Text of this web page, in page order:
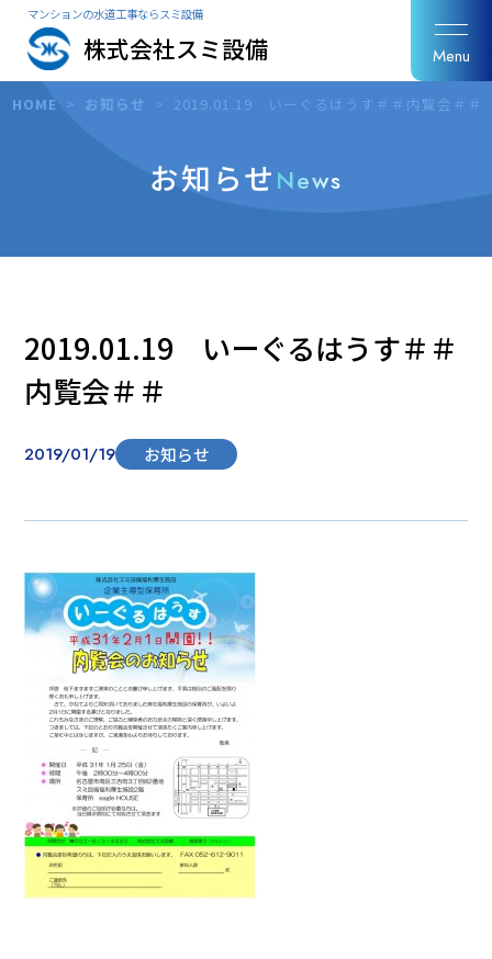
マンションの水道工事ならスミ設備
株式会社スミ設備 Menu
お知らせNews
HOME > お知らせ > 2019.01.19 いーぐるはうす＃＃内覧会＃＃
2019.01.19 いーぐるはうす＃＃
内覧会＃＃
2019/01/19 お知らせ